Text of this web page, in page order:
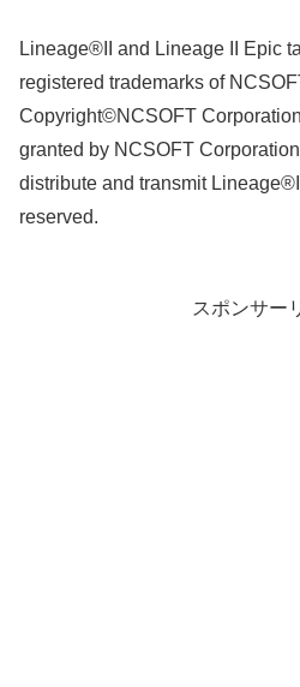
Lineage®II and Lineage II Epic
registered trademarks of
Copyright©NCSOFT
granted by NCSOFT
distribute and transmit
reserved.
スポンサー